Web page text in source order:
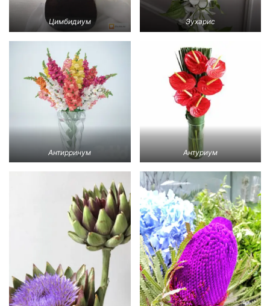
Цимбидиум Эухарис
Антирринум Антуриум